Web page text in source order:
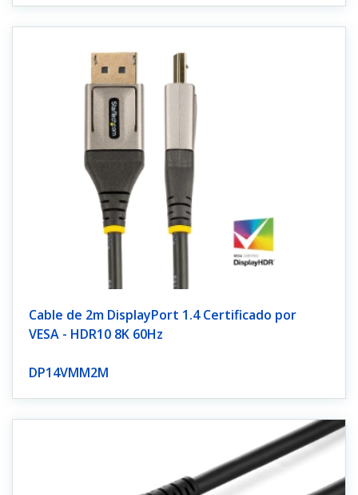
Cable de 2m DisplayPort 1.4 Certificado por
VESA - HDR10 8K 60Hz
DP14VMM2M